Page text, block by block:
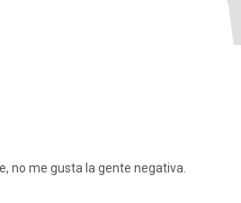
no me gusta la gente negativa.